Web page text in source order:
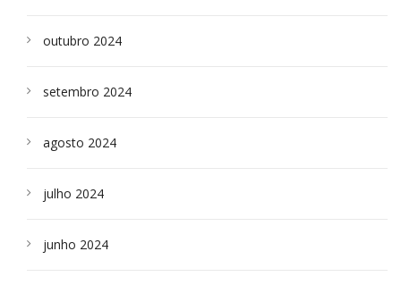
outubro 2024
setembro 2024
agosto 2024
julho 2024
junho 2024